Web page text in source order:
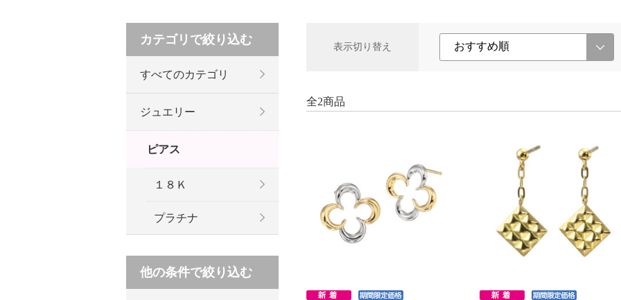
表示切り替え
全2商品
カテゴリで絞り込む
すべてのカテゴリ
ジュエリー
ピアス
１８Ｋ
プラチナ
他の条件で絞り込む